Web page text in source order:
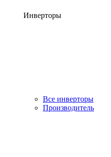
Инверторы
Все инверторы
Производитель